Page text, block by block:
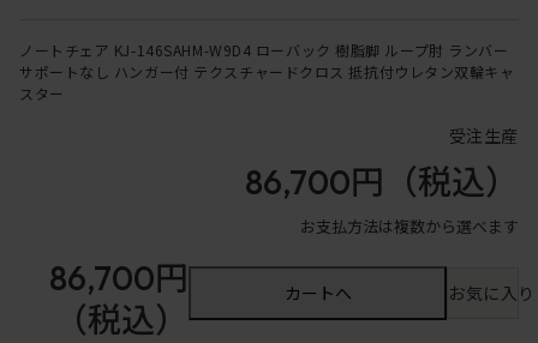
ノートチェア KJ-146SAHM-W9D4 ローバック 樹脂脚 ループ肘 ランバー
サポートなし ハンガー付 テクスチャードクロス 抵抗付ウレタン双輪キャ
スター
受注生産
86,700円 （税込）
お支払方法は複数から選べます
86,700円
（税込）
カートへ お気に入